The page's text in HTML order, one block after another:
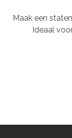
Maak een
Ideaal